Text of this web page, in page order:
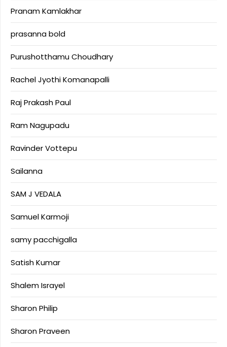
Pranam Kamlakhar
prasanna bold
Purushotthamu Choudhary
Rachel Jyothi Komanapalli
Raj Prakash Paul
Ram Nagupadu
Ravinder Vottepu
Sailanna
SAM J VEDALA
Samuel Karmoji
samy pacchigalla
Satish Kumar
Shalem Israyel
Sharon Philip
Sharon Praveen